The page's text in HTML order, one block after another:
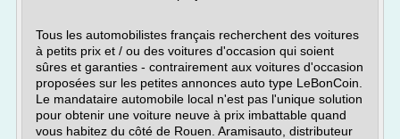
Tous les automobilistes français recherchent des voitures
à petits prix et / ou des voitures d'occasion qui soient
sûres et garanties - contrairement aux voitures d'occasion
proposées sur les petites annonces auto type LeBonCoin.
Le mandataire automobile local n'est pas l'unique solution
pour obtenir une voiture neuve à prix imbattable quand
vous habitez du côté de Rouen. Aramisauto, distributeur